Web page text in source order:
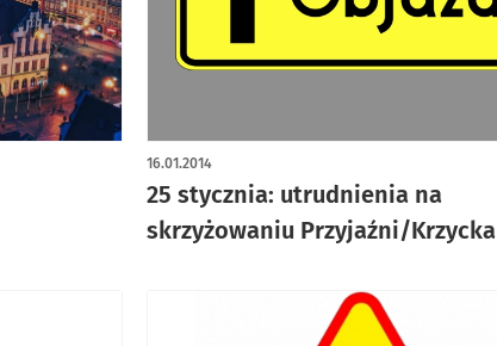
25 stycznia: utrudnienia na
skrzyżowaniu Przyjaźni/Krzycka
16.01.2014